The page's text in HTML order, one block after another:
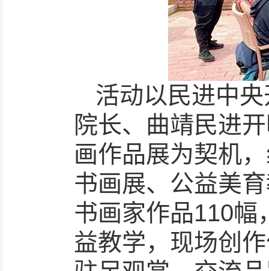
活动以民进中
院长、曲靖民进
画作品展为契机
书画展、公益美
书画家作品110幅
益教学，现场创